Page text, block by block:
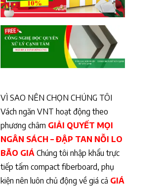
VÌ SAO NÊN CHỌN CHÚNG TÔI
Vách ngăn VNT hoạt động theo
phương châm GIẢI QUYẾT MỌI
NGÂN SÁCH – ĐẬP TAN NỖI LO
BÃO GIÁ Chúng tôi nhập khẩu trực
tiếp tấm compact fiberboard, phụ
kiện nên luôn chủ động về giá cả GIÁ